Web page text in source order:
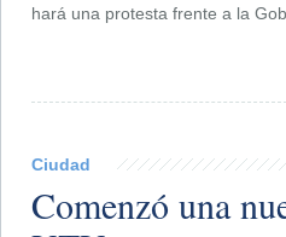
hará una protesta frente a la
Ciudad
Comenzó una